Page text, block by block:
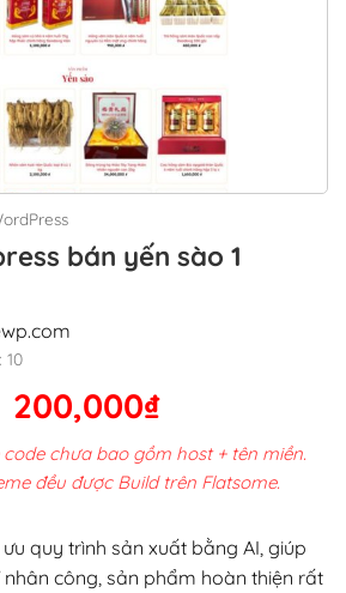
bán yến sào 1
10
Giá
gốc
là:
2,800,000₫.
200,000₫Giá
hiện
tại
200,000₫.
chưa bao gồm host + tên miền.
đều được Build trên Flatsome.
quy trình sản xuất bằng AI, giúp
nhân công, sản phẩm hoàn thiện rất